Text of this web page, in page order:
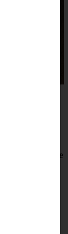
Bayern) oder
geben. Die
Brotwürfel
klein
schneiden.
die Zwiebel
großen Topf